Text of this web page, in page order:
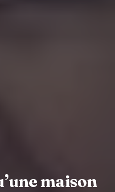
maison